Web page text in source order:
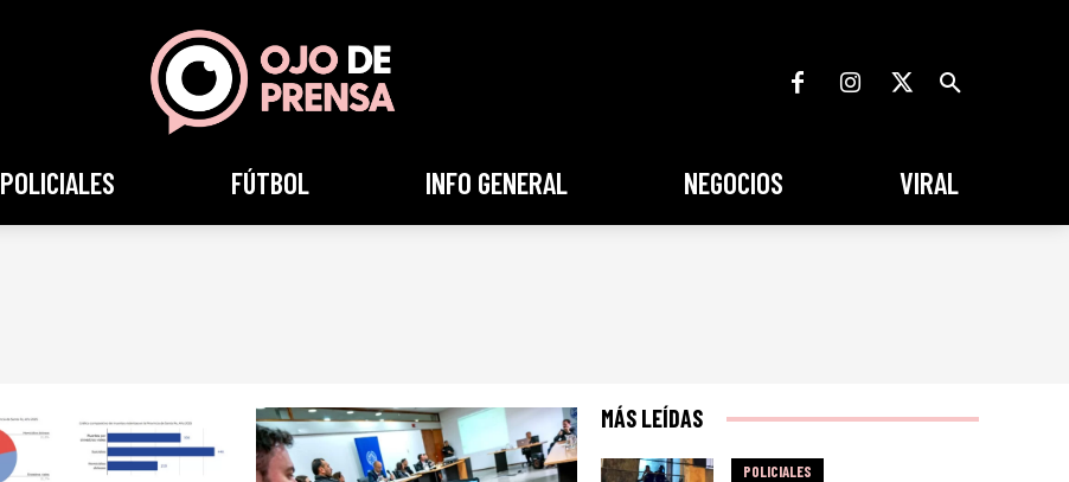
POLICIALES FÚTBOL INFO GENERAL NEGOCIOS VIRAL
MÁS LEÍDAS
POLICIALES